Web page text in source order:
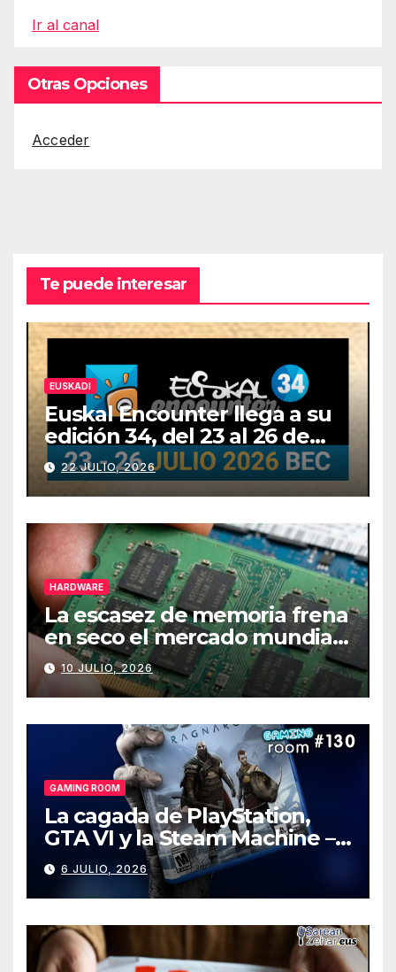
Ir al canal
Otras Opciones
Acceder
Te puede interesar
EUSKADI
Euskal Encounter llega a su
edición 34, del 23 al 26 de
julio
22 JULIO, 2026
HARDWARE
La escasez de memoria frena
en seco el mercado mundial
de PCs
10 JULIO, 2026
GAMING ROOM
La cagada de PlayStation,
GTA VI y la Steam Machine –
Gaming Room #130
6 JULIO, 2026